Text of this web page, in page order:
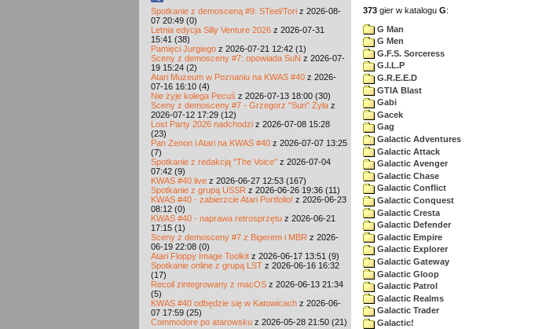
Spotkanie z demosceną #9: STeel/Tori z 2026-08-
07 20:49 (0)
Letnia edycja Silly Venture 2026 z 2026-07-31
15:41 (38)
Pamięci Jurgiego z 2026-07-21 12:42 (1)
Sceny z demosceny #7: opowiada SuN z 2026-07-
19 15:24 (2)
Atari Muzeum w Poznaniu na KWAS #40 z 2026-
07-16 16:10 (4)
Nie żyje kolega Pecuś z 2026-07-13 18:00 (30)
Sceny z demosceny #7 - Grzegorz "Sun" Żyła z
2026-07-12 17:29 (12)
Lost Party 2026 nadchodzi z 2026-07-08 15:28
(23)
Pan Zenon i Atari na KWAS #40 z 2026-07-07 13:25
(7)
Spotkanie z redakcją "The Voice" z 2026-07-04
07:42 (9)
KWAS #40 live z 2026-06-27 12:53 (167)
Spotkanie z grupą USSR z 2026-06-26 19:36 (11)
KWAS #40 - zabierzcie Atari Portfolio! z 2026-06-23
08:12 (0)
KWAS #40 - naprawa retrosprzętu z 2026-06-21
17:15 (1)
Sceny z demosceny #7 z Bigerem i MBR z 2026-
06-19 22:08 (0)
Atari Floppy Image Toolkit z 2026-06-17 13:51 (9)
Spotkanie online z grupą LST z 2026-06-16 16:32
(17)
Recoil zintegrowany z macOS z 2026-06-13 21:34
(5)
KWAS #40 odbędzie się w Katowicach z 2026-06-
07 17:59 (25)
Commodore po atarowsku z 2026-05-28 21:50 (21)
373 gier w katalogu G:
G Man
G Men
G.F.S. Sorceress
G.I.L.P
G.R.E.E.D
GTIA Blast
Gabi
Gacek
Gag
Galactic Adventures
Galactic Attack
Galactic Avenger
Galactic Chase
Galactic Conflict
Galactic Conquest
Galactic Cresta
Galactic Defender
Galactic Empire
Galactic Explorer
Galactic Gateway
Galactic Gloop
Galactic Patrol
Galactic Realms
Galactic Trader
Galactic!